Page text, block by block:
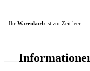
Ihr Warenkorb ist zur Zeit leer.